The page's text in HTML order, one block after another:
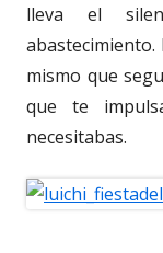
lleva el
mismo que
que te
necesitabas.